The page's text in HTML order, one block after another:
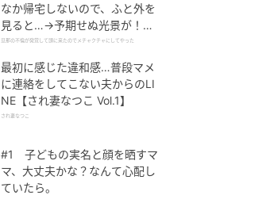
なか帰宅しないので、ふと外を
見ると…→予期せぬ光景が！｜
旦那の不倫が発覚して頭に来た
旦那の不倫が発覚して頭に来たのでメチャクチャにしてやった
最初に感じた違和感…普段マメ
に連絡をしてこない夫からのLI
NE【され妻なつこ Vol.1】
され妻なつこ
#1 子どもの実名と顔を晒すマ
マ、大丈夫かな？なんて心配し
ていたら。